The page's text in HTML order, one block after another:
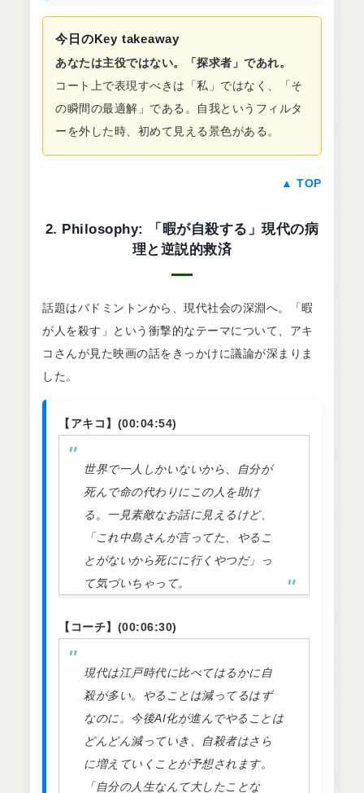
今日のKey takeaway
あなたは主役ではない。「探求者」であれ。
コート上で表現すべきは「私」ではなく、「そ
の瞬間の最適解」である。自我というフィルタ
ーを外した時、初めて見える景色がある。
▲ TOP
2. Philosophy: 「暇が自殺する」現代の病
理と逆説的救済
話題はバドミントンから、現代社会の深淵へ。「暇
が人を殺す」という衝撃的なテーマについて、アキ
コさんが見た映画の話をきっかけに議論が深まりま
した。
【アキコ】(00:04:54)
世界で一人しかいないから、自分が
死んで命の代わりにこの人を助け
る。一見素敵なお話に見えるけど、
「これ中島さんが言ってた、やるこ
とがないから死にに行くやつだ」っ
て気づいちゃって。
【コーチ】(00:06:30)
現代は江戸時代に比べてはるかに自
殺が多い。やることは減ってるはず
なのに。今後AI化が進んでやることは
どんどん減っていき、自殺者はさら
に増えていくことが予想されます。
「自分の人生なんて大したことな